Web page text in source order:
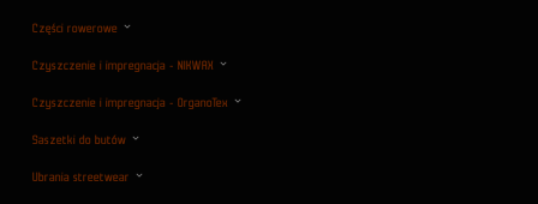
Części rowerowe
Czyszczenie i impregnacja - NIKWAX
Czyszczenie i impregnacja - OrganoTex
Saszetki do butów
Ubrania streetwear